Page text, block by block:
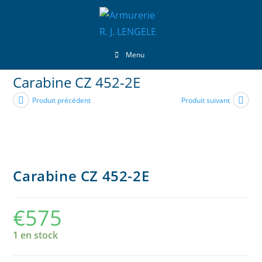
Menu
Carabine CZ 452-2E
Produit précédent Produit suivant
Carabine CZ 452-2E
€575
1 en stock